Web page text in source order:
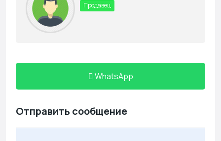
Продавец
WhatsApp
Отправить сообщение